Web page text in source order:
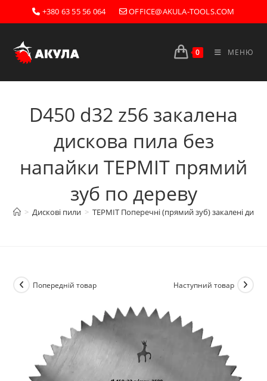
Перейти
до
+380 63 55 56 064 OFFICE@AKULA-TOOLS.COM
0 МЕНЮ
D450 d32 z56 закалена
дискова пила без
напайки ТЕРМІТ прямий
зуб по дереву
> Дискові пили > ТЕРМІТ Поперечні (прямий зуб) закалені
Попередній товар Наступний товар